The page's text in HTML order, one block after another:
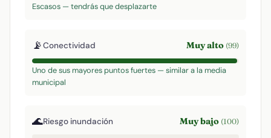
Escasos — tendrás que desplazarte
📡Conectividad Muy alto (99)
Uno de sus mayores puntos fuertes — similar a la media
municipal
🌊Riesgo inundación Muy bajo (100)